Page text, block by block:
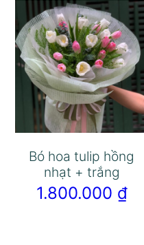
Bó hoa tulip hồng
nhạt + trắng
1.800.000 ₫